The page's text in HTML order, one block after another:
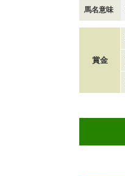
馬名意味
賞金